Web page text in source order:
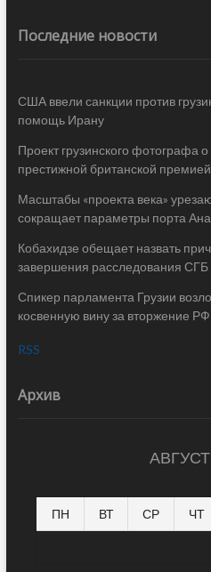
Последние новости
США ввели санкции против
помощь Ирану
Проект грузинского фотографа
престижной британской премией
Масштабы «проекта века»
сокращает параметры порта
Кобахидзе обещает назвать
завершения расследования СГБ
Спикер парламента Грузии
косвенную вину за вторжение
RSS
Архив
АВГУСТ
ПН ВТ СР ЧТ